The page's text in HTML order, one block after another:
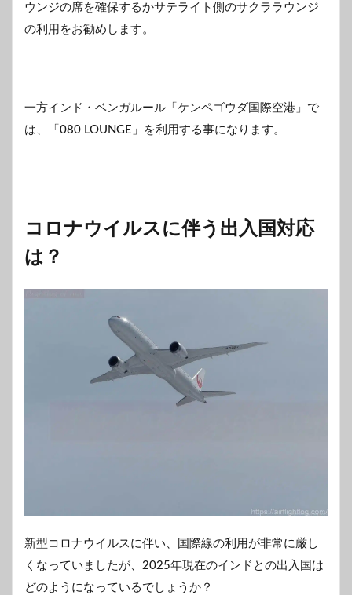
ウンジの席を確保するかサテライト側のサクララウンジ
の利用をお勧めします。
一方インド・ベンガルール「ケンペゴウダ国際空港」で
は、「080 LOUNGE」を利用する事になります。
コロナウイルスに伴う出入国対応
は？
新型コロナウイルスに伴い、国際線の利用が非常に厳し
くなっていましたが、2025年現在のインドとの出入国は
どのようになっているでしょうか？